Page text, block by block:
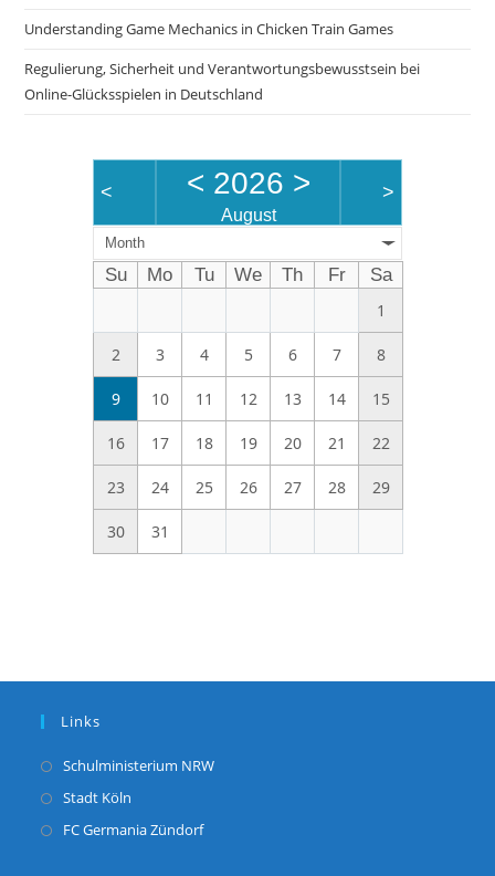
Understanding Game Mechanics in Chicken Train Games
Regulierung, Sicherheit und Verantwortungsbewusstsein bei
Online-Glücksspielen in Deutschland
< < 2026 >
August
>
Month
Su Mo Tu We Th Fr
Sa
1
2 3 4 5 6 7 8
9 10 11 12 13 14 15
16 17 18 19 20 21 22
23 24 25 26 27 28 29
30 31
Links
Schulministerium NRWOpens
Stadt Köln
in
FC Germania ZündorfOpens